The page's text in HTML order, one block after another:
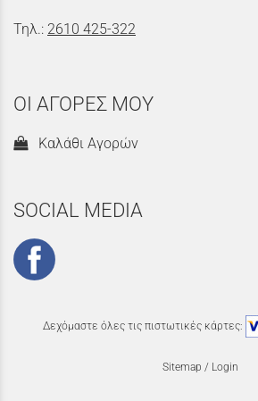
Τηλ.: 2610 425-322
ΟΙ ΑΓΟΡΕΣ ΜΟΥ
Καλάθι Αγορών
SOCIAL MEDIA
Δεχόμαστε όλες τις πιστωτικές κάρτες:
Sitemap / Login